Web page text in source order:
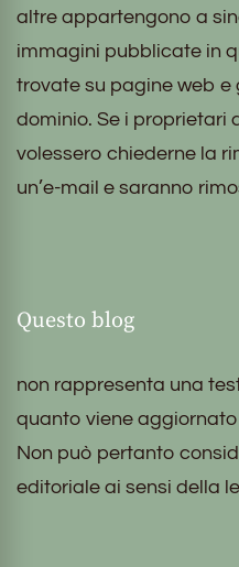
altre appartengono a
immagini pubblicate in
trovate su pagine web
dominio. Se i proprietari
volessero chiederne la
un’e-mail e saranno
Questo blog
non rappresenta una
quanto viene
Non può pertanto
editoriale ai sensi della